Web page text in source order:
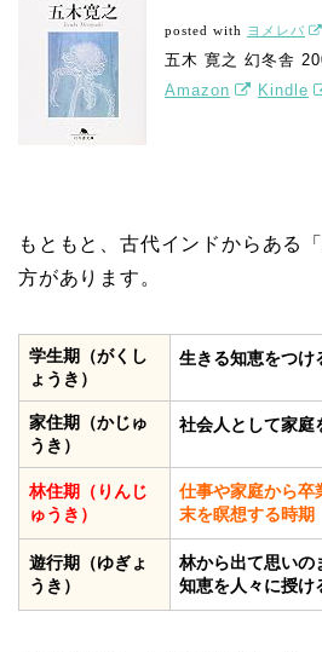
posted with ヨメレバ
五木 寛之 幻冬舎
Amazon
Kindle
もともと、古代インドからある
方があります。
学生期（がくし
ょうき）
生きる知恵をつけ
家住期（かじゅ
うき）
社会人として家庭
林住期（りんじ
ゅうき）
仕事や家庭から卒
末を瞑想する時期
遊行期（ゆぎょ
うき）
林から出て思いの
知恵を人々に授け